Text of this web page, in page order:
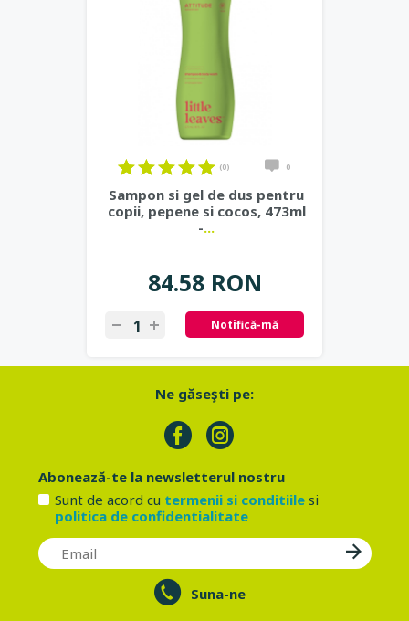
(0) 0
Sampon si gel de dus pentru
copii, pepene si cocos, 473ml
-...
84.58 RON
Notifică-mă
Ne găseşti pe:
Abonează-te la newsletterul nostru
Sunt de acord cu termenii si conditiilesi
politica de confidentialitate
Suna-ne